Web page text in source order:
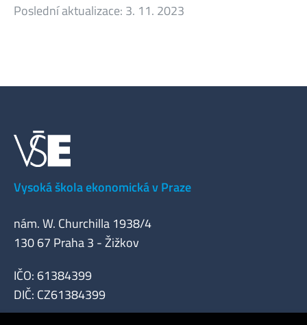
Poslední aktualizace: 3. 11. 2023
Vysoká škola ekonomická v Praze
nám. W. Churchilla 1938/4
130 67 Praha 3 - Žižkov
IČO: 61384399
DIČ: CZ61384399